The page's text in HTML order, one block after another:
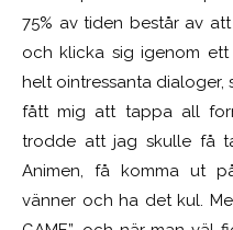
75% av tiden består av
och klicka sig igenom
helt ointressanta dialoger,
fått mig att tappa all
trodde att jag skulle få
Animen, få komma ut
vänner och ha det kul.